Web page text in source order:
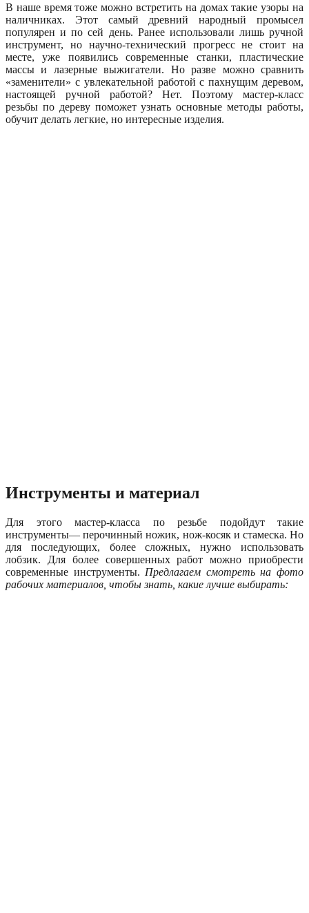
В наше время тоже можно встретить на домах такие узоры на
наличниках. Этот самый древний народный промысел
популярен и по сей день. Ранее использовали лишь ручной
инструмент, но научно-технический прогресс не стоит на
месте, уже появились современные станки, пластические
массы и лазерные выжигатели. Но разве можно сравнить
«заменители» с увлекательной работой с пахнущим деревом,
настоящей ручной работой? Нет. Поэтому мастер-класс
резьбы по дереву поможет узнать основные методы работы,
обучит делать легкие, но интересные изделия.
Инструменты и материал
Для этого мастер-класса по резьбе подойдут такие
инструменты— перочинный ножик, нож-косяк и стамеска. Но
для последующих, более сложных, нужно использовать
лобзик. Для более совершенных работ можно приобрести
современные инструменты. Предлагаем смотреть на фото
рабочих материалов, чтобы знать, какие лучше выбирать: